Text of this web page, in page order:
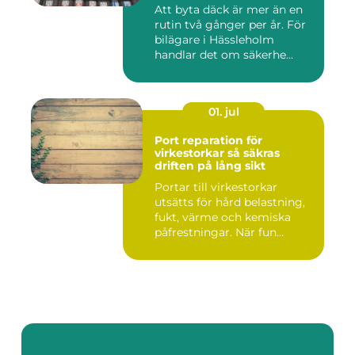
Att byta däck är mer än en
rutin två gånger per år. För
bilägare i Hässleholm
handlar det om säkerhe...
01. jul
Port reparation för
virkestorkar så säkras
driften på lång sikt
Portar till virkestorkar
utsätts för hård belastning,
fukt, värme och kemiska
påfrestningar. När fun...